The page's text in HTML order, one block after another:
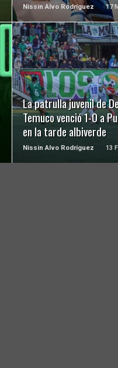
Nissin Alvo Rodríguez 17
La patrulla juvenil de
Temuco venció 1-0 a
en la tarde albiverde
Nissin Alvo Rodríguez 13
LEER MÁS